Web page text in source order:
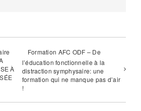
À
Formation AFC ODF – De
l’éducation fonctionnelle à la
distraction symphysaire: une
formation qui ne manque pas d’air
!